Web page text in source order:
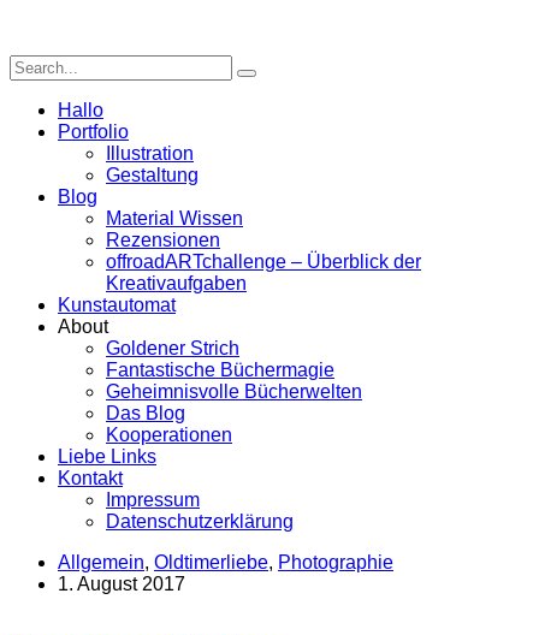
Hallo
Portfolio
Illustration
Gestaltung
Blog
Material Wissen
Rezensionen
offroadARTchallenge – Überblick der
Kreativaufgaben
Kunstautomat
About
Goldener Strich
Fantastische Büchermagie
Geheimnisvolle Bücherwelten
Das Blog
Kooperationen
Liebe Links
Kontakt
Impressum
Datenschutzerklärung
Allgemein, Oldtimerliebe, Photographie
1. August 2017